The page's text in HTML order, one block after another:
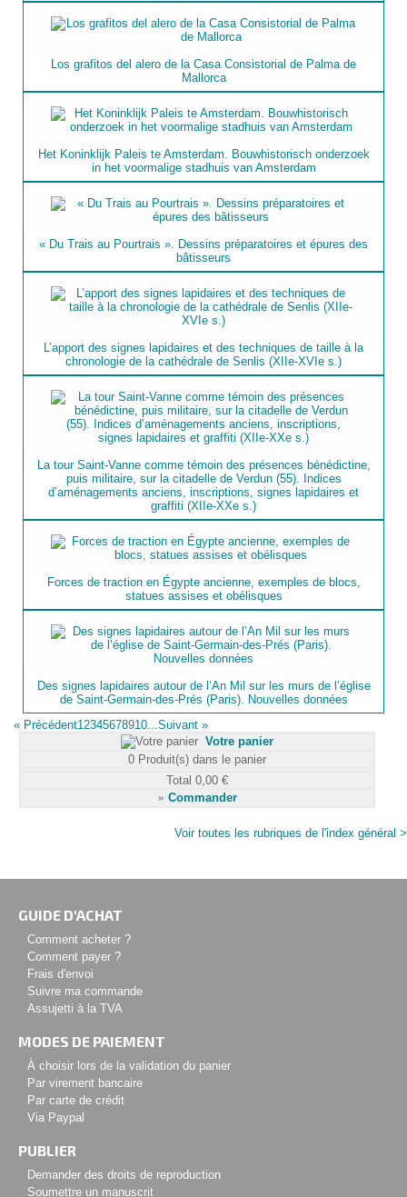
Los grafitos del alero de la Casa Consistorial de Palma de
Mallorca
Het Koninklijk Paleis te Amsterdam. Bouwhistorisch onderzoek
in het voormalige stadhuis van Amsterdam
« Du Trais au Pourtrais ». Dessins préparatoires et épures des
bâtisseurs
L’apport des signes lapidaires et des techniques de taille à la
chronologie de la cathédrale de Senlis (XIIe-XVIe s.)
La tour Saint-Vanne comme témoin des présences bénédictine,
puis militaire, sur la citadelle de Verdun (55). Indices
d’aménagements anciens, inscriptions, signes lapidaires et
graffiti (XIIe-XXe s.)
Forces de traction en Égypte ancienne, exemples de blocs,
statues assises et obélisques
Des signes lapidaires autour de l’An Mil sur les murs de l’église
de Saint-Germain-des-Prés (Paris). Nouvelles données
« Précédent12345678910...Suivant »
Votre panier
0 Produit(s) dans le panier
Total 0,00 €
» Commander
Voir toutes les rubriques de l'index général >
GUIDE D'ACHAT
Comment acheter ?
Comment payer ?
Frais d'envoi
Suivre ma commande
Assujetti à la TVA
MODES DE PAIEMENT
À choisir lors de la validation du panier
Par virement bancaire
Par carte de crédit
Via Paypal
PUBLIER
Demander des droits de reproduction
Soumettre un manuscrit